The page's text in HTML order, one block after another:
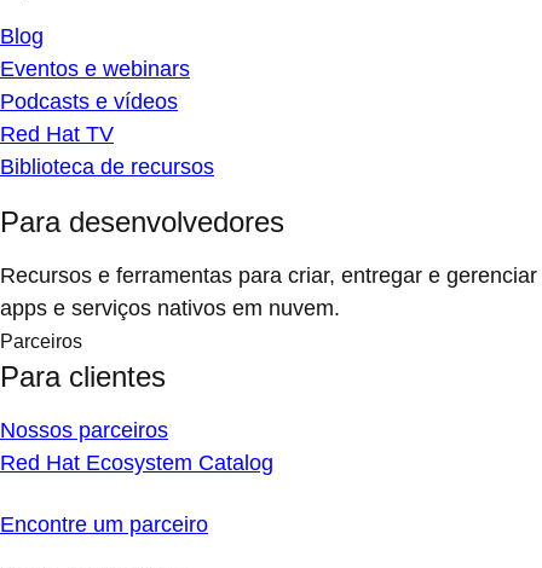
Blog
Eventos e webinars
Podcasts e vídeos
Red Hat TV
Biblioteca de recursos
Para desenvolvedores
Recursos e ferramentas para criar, entregar e gerenciar
apps e serviços nativos em nuvem.
Parceiros
Para clientes
Nossos parceiros
Red Hat Ecosystem Catalog
Encontre um parceiro